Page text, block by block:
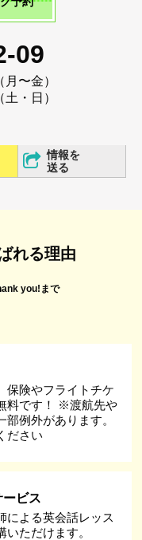
09
〜金）
・日）
情報を
送る
れる理由
you!まで
保険やフライトチケ
料です！ ※渡航先や
例外があります。
ださい
ビス
による英会話レッス
ただけます。